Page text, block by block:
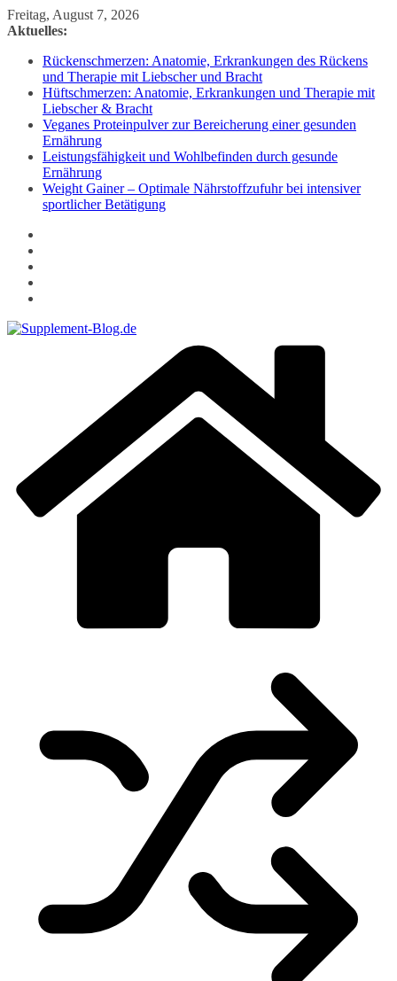
Zum
Inhalt
Freitag, August 7, 2026
Aktuelles:
Rückenschmerzen: Anatomie, Erkrankungen des Rückens
und Therapie mit Liebscher und Bracht
Hüftschmerzen: Anatomie, Erkrankungen und Therapie mit
Liebscher & Bracht
Veganes Proteinpulver zur Bereicherung einer gesunden
Ernährung
Leistungsfähigkeit und Wohlbefinden durch gesunde
Ernährung
Weight Gainer – Optimale Nährstoffzufuhr bei intensiver
sportlicher Betätigung